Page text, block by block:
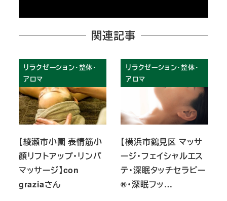
関連記事
リラクゼーション・整体・
アロマ
【綾瀬市小園 表情筋小
顔リフトアップ・リンパ
マッサージ】con
graziaさん
リラクゼーション・整体・
アロマ
【横浜市鶴見区 マッサ
ージ・フェイシャルエス
テ・深眠タッチセラピー
®︎・深眠フッ…